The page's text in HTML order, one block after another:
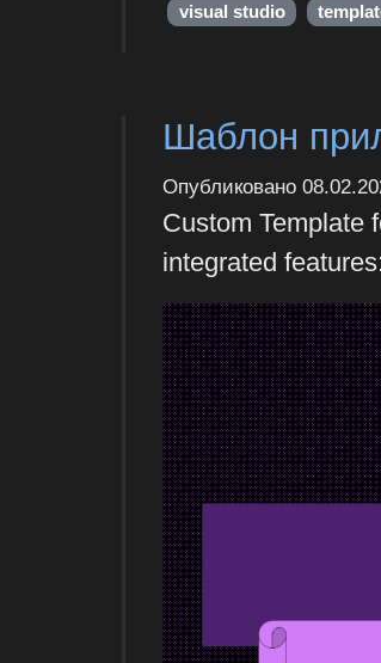
visual studio
Шаблон
Опубликовано
Custom Template
integrated